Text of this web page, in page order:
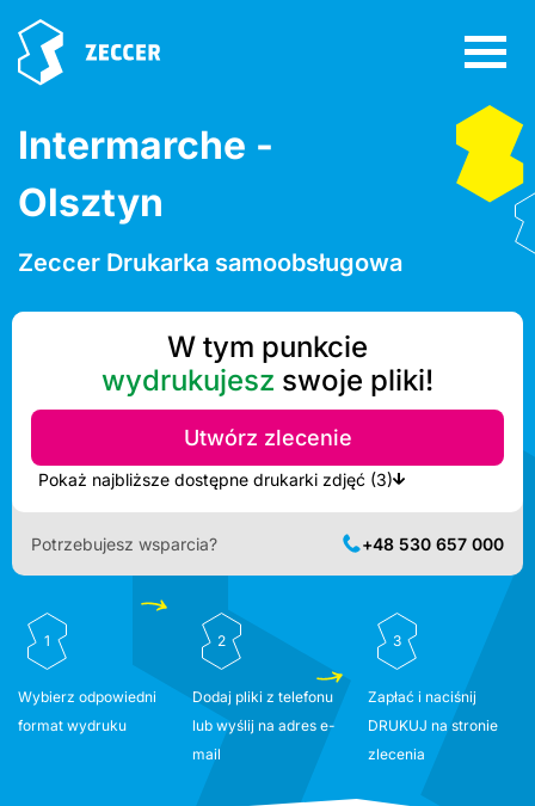
Intermarche -
Olsztyn
Zeccer Drukarka samoobsługowa
W tym punkcie
wydrukujesz swoje pliki!
Utwórz zlecenie
Pokaż najbliższe dostępne drukarki zdjęć (3)
Potrzebujesz wsparcia? +48 530 657 000
1
Wybierz odpowiedni
format wydruku
2
Dodaj pliki z telefonu
lub wyślij na adres e-
mail
3
Zapłać i naciśnij
DRUKUJ na stronie
zlecenia